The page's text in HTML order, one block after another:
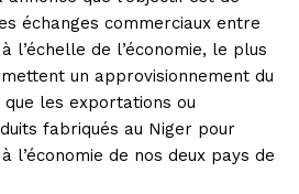
échanges commerciaux entre
l’échelle de l’économie, le plus
un approvisionnement du
les exportations ou
fabriqués au Niger pour
l’économie de nos deux pays de